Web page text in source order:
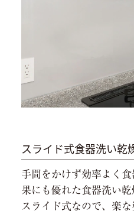
スライド式食器洗い乾
手間をかけず効率よく
果にも優れた食器洗い乾
スライド式なので、楽